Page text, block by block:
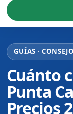
GUÍAS ·
Cuánto
Punta
Precios